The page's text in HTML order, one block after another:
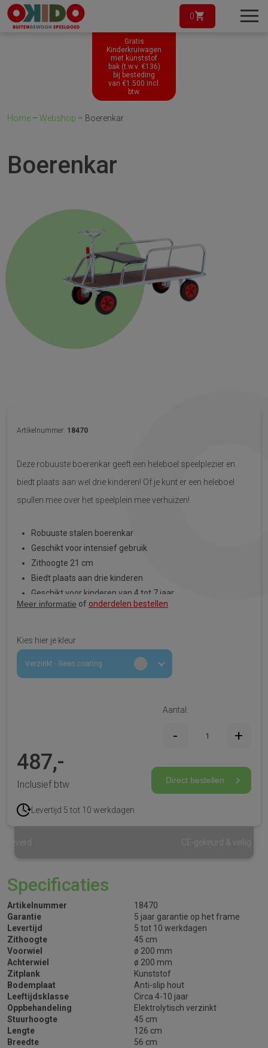
0
Gratis
Kinderkruiwagen
met kunststof
bak (t.w.v. €136)
bij besteding
van €1.500 incl.
btw.
Home – Webshop – Boerenkar
Boerenkar
Artikelnummer: 18470
Deze robuuste boerenkar geeft een heleboel speelplezier en
biedt plaats aan wel drie kinderen! Of je kunt er een heleboel
spullen mee over het speelplein mee verhuizen!
Robuuste stalen boerenkar
Geschikt voor intensief gebruik
Zithoogte 21 cm
Biedt plaats aan drie kinderen
Geschikt voor kinderen van 4 tot 7 jaar
Meer informatie of onderdelen bestellen
Kies hier je kleur
Verzinkt - Geen coating
Aantal:
Direct bestellen
487,-
Inclusief btw
Levertijd 5 tot 10 werkdagen
Specificaties
Artikelnummer
18470
Garantie
5 jaar garantie op het frame
Levertijd
5 tot 10 werkdagen
Zithoogte
45 cm
Voorwiel
ø 200 mm
Achterwiel
ø 200 mm
Zitplank
Kunststof
Bodemplaat
Anti-slip hout
Leeftijdsklasse
Circa 4-10 jaar
Oppbehandeling
Elektrolytisch verzinkt
Stuurhoogte
45 cm
Lengte
126 cm
Breedte
56 cm